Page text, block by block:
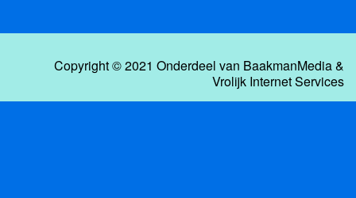
Copyright © 2021 Onderdeel van BaakmanMedia&
Vrolijk Internet Services